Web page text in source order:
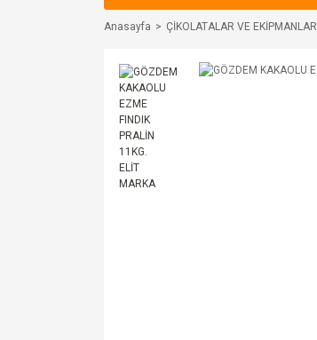
Anasayfa ÇİKOLATALAR VE EKİPMANLARI